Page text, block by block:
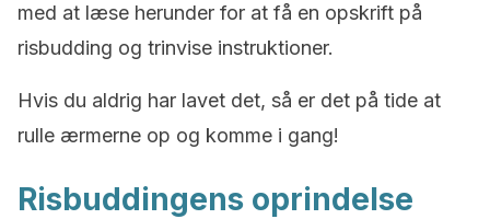
med at læse herunder for at få en opskrift på
risbudding og trinvise instruktioner.
Hvis du aldrig har lavet det, så er det på tide at
rulle ærmerne op og komme i gang!
Risbuddingens oprindelse